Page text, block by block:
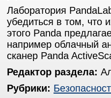
Лаборатория
убедиться в том,
этого Panda
например облачный
сканер Panda
Редактор раздела:
Рубрики: